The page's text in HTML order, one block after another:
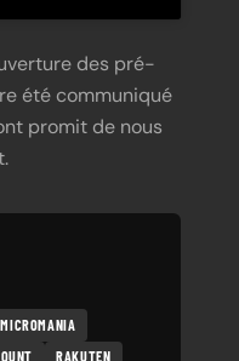
des pré-
été communiqué
promit de nous
MICROMANIA
RAKUTEN